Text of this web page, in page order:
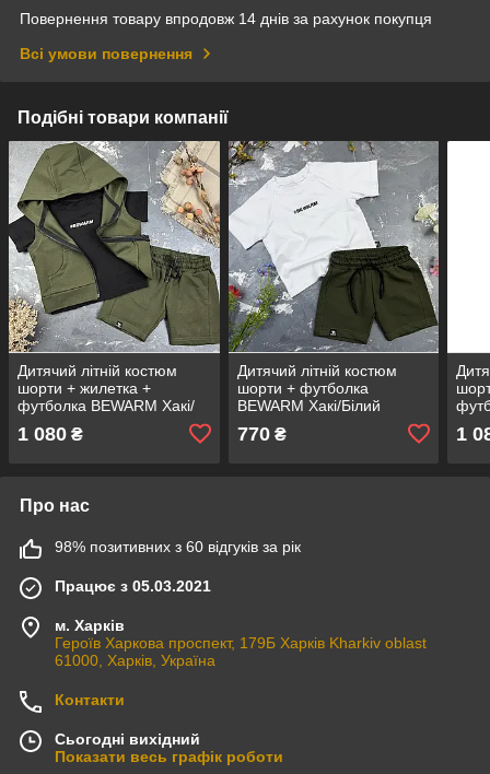
Повернення товару впродовж 14 днів за рахунок покупця
Всі умови повернення
Подібні товари компанії
Дитячий літній костюм
шорти + жилетка +
футболка BEWARM Хакі/
1 080 ₴
Дитячий літній костюм
шорти + футболка
BEWARM Хакі/Білий
770₴ 1
Про нас
98% позитивних з 60 відгуків за рік
Працює з 05.03.2021
м. Харків
Героїв Харкова проспект, 179Б Харків Kharkiv oblast
61000, Харків, Україна
Контакти
Сьогодні вихідний
Показати весь графік роботи